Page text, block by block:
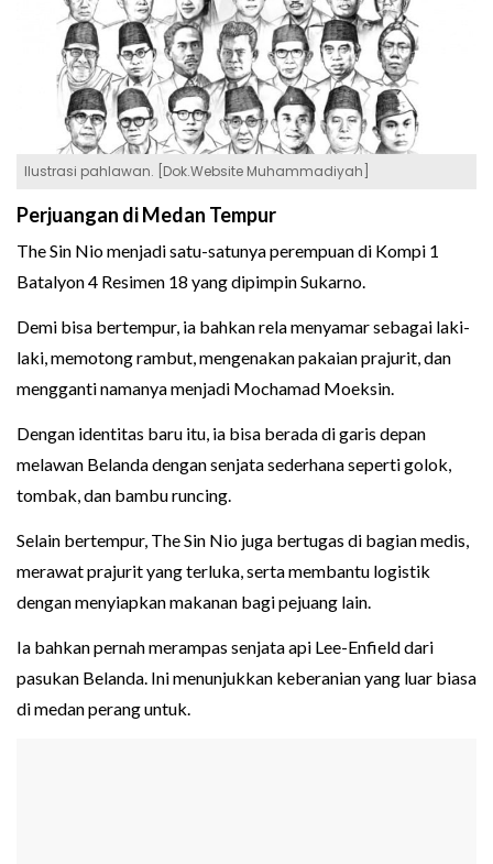
Ilustrasi pahlawan. [Dok.Website Muhammadiyah]
Perjuangan di Medan Tempur
The Sin Nio menjadi satu-satunya perempuan di Kompi 1
Batalyon 4 Resimen 18 yang dipimpin Sukarno.
Demi bisa bertempur, ia bahkan rela menyamar sebagai laki-
laki, memotong rambut, mengenakan pakaian prajurit, dan
mengganti namanya menjadi Mochamad Moeksin.
Dengan identitas baru itu, ia bisa berada di garis depan
melawan Belanda dengan senjata sederhana seperti golok,
tombak, dan bambu runcing.
Selain bertempur, The Sin Nio juga bertugas di bagian medis,
merawat prajurit yang terluka, serta membantu logistik
dengan menyiapkan makanan bagi pejuang lain.
Ia bahkan pernah merampas senjata api Lee-Enfield dari
pasukan Belanda. Ini menunjukkan keberanian yang luar biasa
di medan perang untuk.